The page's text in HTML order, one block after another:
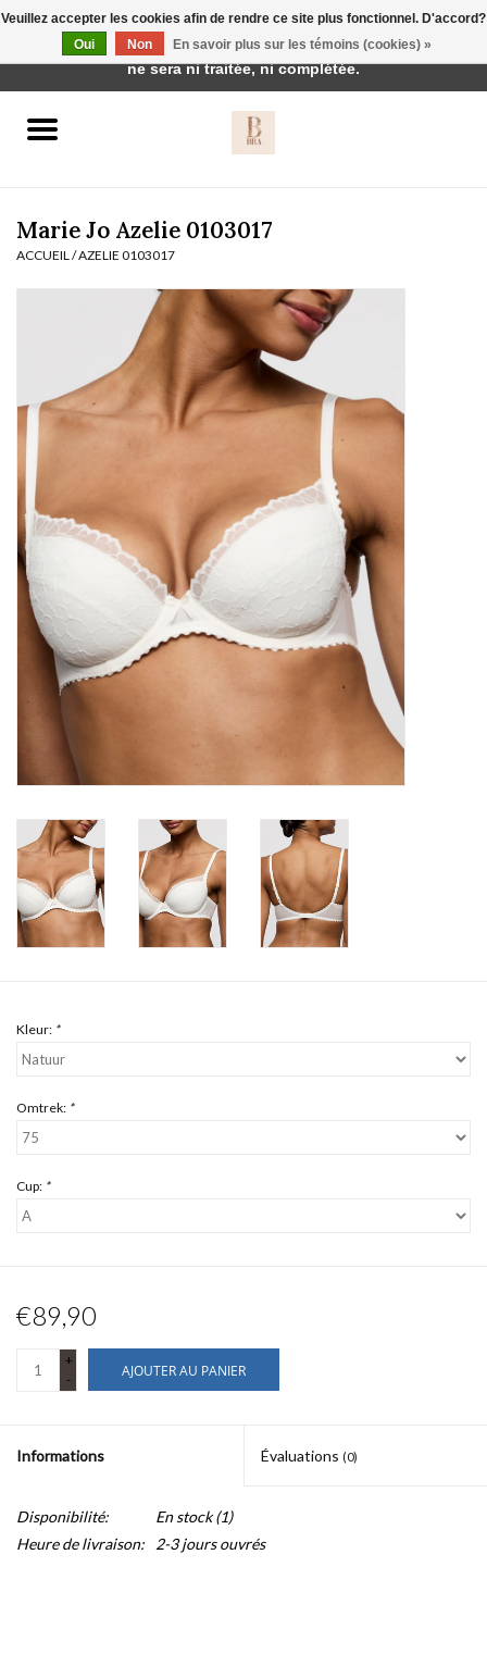
Homewear
Badmode
Lingerie-accessoires
Cartes-cadeaux
Marie Jo Azelie 0103017
ACCUEIL /AZELIE 0103017
Kleur: *
Omtrek: *
Cup: *
€89,90
+
-
AJOUTER AU PANIER
Informations Évaluations (0)
Disponibilité: En stock(1)
Heure de livraison: 2-3 jours ouvrés
Veuillez accepter les cookies afin de rendre ce site plus fonctionnel. D'accord?
Oui
Non En savoir plus sur les témoins (cookies) »
Cette boutique est en construction. Toute commande passée
ne sera ni traitée, ni complétée.